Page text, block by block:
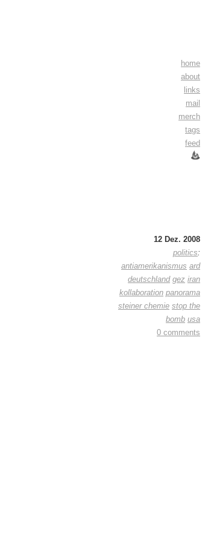
home
about
links
mail
merch
tags
feed
12 Dez. 2008
politics:
antiamerikanismus ard
deutschland gez iran
kollaboration panorama
steiner chemie stop the
bomb usa
0 comments